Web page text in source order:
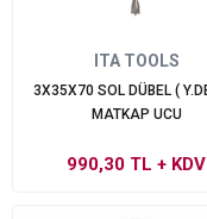
ITA TOOLS
3X35X70 SOL DÜBEL ( Y.DELİK )
MATKAP UCU
990,30 TL + KDV